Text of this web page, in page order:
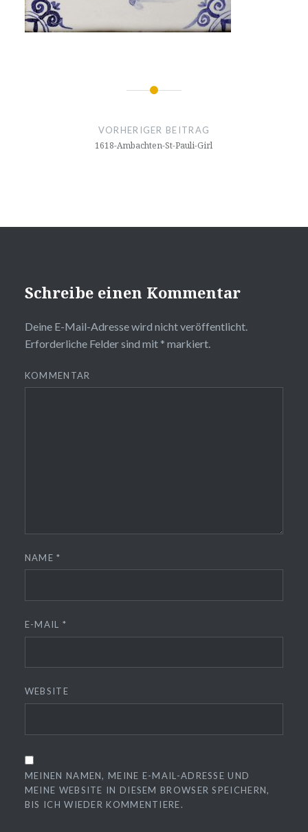
NavigationVORHERIGER BEITRAG
1618-Ambachten-St-Pauli-Girl
Schreibe einen Kommentar
Deine E-Mail-Adresse wird nicht veröffentlicht.
Erforderliche Felder sind mit * markiert.
KOMMENTAR
NAME*
E-MAIL *
WEBSITE
MEINEN NAMEN, MEINE E-MAIL-ADRESSE UND
MEINE WEBSITE IN DIESEM BROWSER SPEICHERN,
BIS ICH WIEDER KOMMENTIERE.